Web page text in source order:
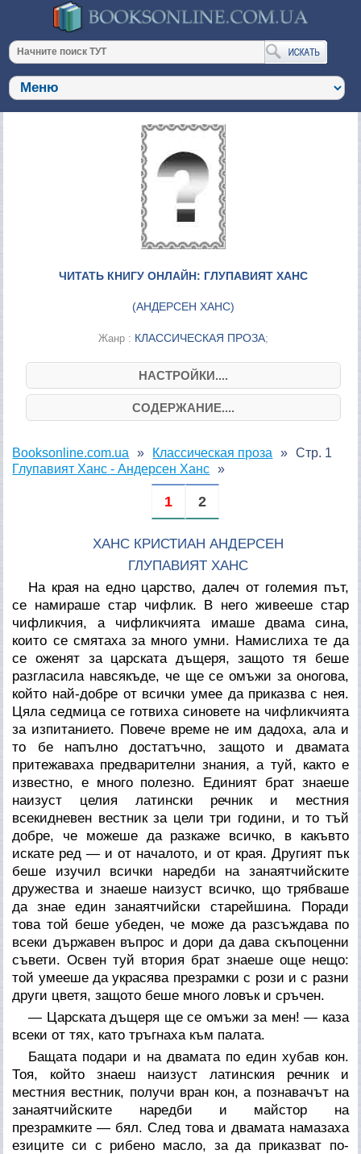
ЧИТАТЬ КНИГУ ОНЛАЙН: ГЛУПАВИЯТ ХАНС
(АНДЕРСЕН ХАНС)
Жанр : КЛАССИЧЕСКАЯ ПРОЗА;
НАСТРОЙКИ....
СОДЕРЖАНИЕ....
Booksonline.com.ua
Классическая проза
Глупавият Ханс - Андерсен Ханс
Стр. 1
1 2
ХАНС КРИСТИАН АНДЕРСЕН
ГЛУПАВИЯТ ХАНС
На края на едно царство, далеч от големия път,
се намираше стар чифлик. В него живееше стар
чифликчия, а чифликчията имаше двама сина,
които се смятаха за много умни. Намислиха те да
се оженят за царската дъщеря, защото тя беше
разгласила навсякъде, че ще се омъжи за оногова,
който най-добре от всички умее да приказва с нея.
Цяла седмица се готвиха синовете на чифликчията
за изпитанието. Повече време не им дадоха, ала и
то бе напълно достатъчно, защото и двамата
притежаваха предварителни знания, а туй, както е
известно, е много полезно. Единият брат знаеше
наизуст целия латински речник и местния
всекидневен вестник за цели три години, и то тъй
добре, че можеше да разкаже всичко, в какъвто
искате ред — и от началото, и от края. Другият пък
беше изучил всички наредби на занаятчийските
дружества и знаеше наизуст всичко, що трябваше
да знае един занаятчийски старейшина. Поради
това той беше убеден, че може да разсъждава по
всеки държавен въпрос и дори да дава скъпоценни
съвети. Освен туй втория брат знаеше още нещо:
той умееше да украсява презрамки с рози и с разни
други цветя, защото беше много ловък и сръчен.
— Царската дъщеря ще се омъжи за мен! — каза
всеки от тях, като тръгнаха към палата.
Бащата подари и на двамата по един хубав кон.
Тоя, който знаеш наизуст латинския речник и
местния вестник, получи вран кон, а познавачът на
занаятчийските наредби и майстор на
презрамките — бял. След това и двамата намазаха
езиците си с рибено масло, за да приказват по-